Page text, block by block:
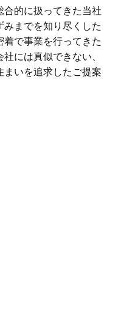
的に扱ってきた当社
までを知り尽くした
で事業を行ってきた
には真似できない、
いを追求したご提案